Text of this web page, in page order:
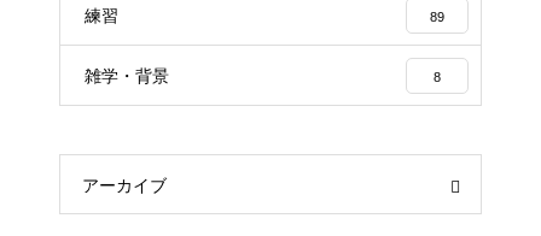
練習 89
雑学・背景 8
アーカイブ